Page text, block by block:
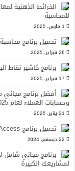
للمحاسبة
1 مارس، 2025
تحميل برنامج
26 فبراير، 2025
برنامج كاشير نقاط
17 فبراير، 2025
أفضل برنامج مجاني
وحسابات العملاء لعام 2025
21 يناير، 2025
تحميل برنامج Access مجاني لإدارة البيع والشراء: نسخة مفتوحة المصدر
22 ديسمبر، 2024
برنامج مجاني شامل
لمشاريعك الكبيرة